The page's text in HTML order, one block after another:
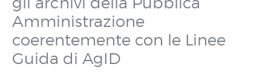
Amministrazione
coerentemente con le Linee
Guida di AgID